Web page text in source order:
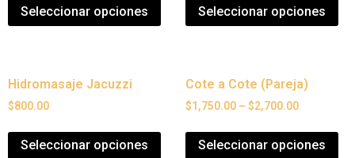
Seleccionar opciones Seleccionar opciones
Hidromasaje Jacuzzi
$800.00
Seleccionar opciones
Cote a Cote (Pareja)
$1,750.00 – $2,700.00
Seleccionar opciones